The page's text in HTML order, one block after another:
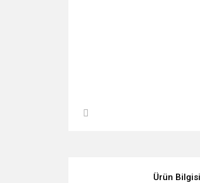
Ürün Bilgisi